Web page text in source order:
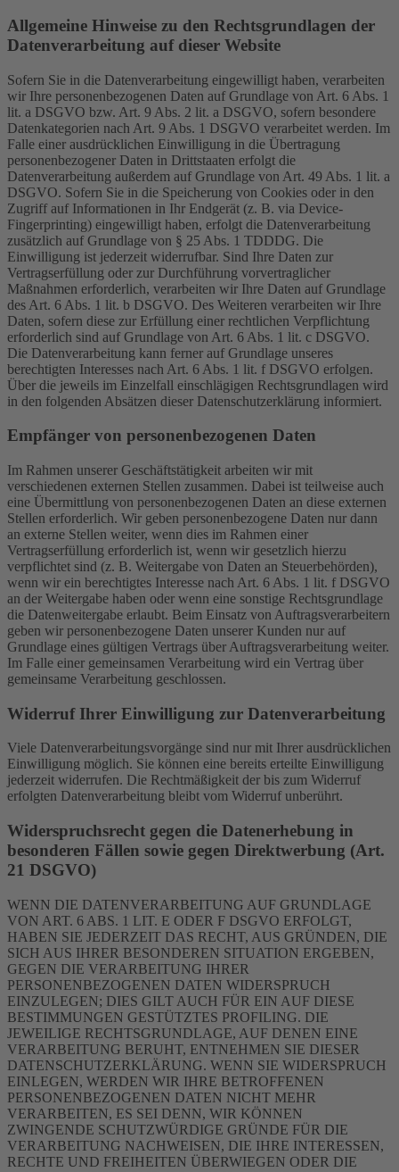
Allgemeine Hinweise zu den Rechtsgrundlagen der
Datenverarbeitung auf dieser Website
Sofern Sie in die Datenverarbeitung eingewilligt haben, verarbeiten
wir Ihre personenbezogenen Daten auf Grundlage von Art. 6 Abs. 1
lit. a DSGVO bzw. Art. 9 Abs. 2 lit. a DSGVO, sofern besondere
Datenkategorien nach Art. 9 Abs. 1 DSGVO verarbeitet werden. Im
Falle einer ausdrücklichen Einwilligung in die Übertragung
personenbezogener Daten in Drittstaaten erfolgt die
Datenverarbeitung außerdem auf Grundlage von Art. 49 Abs. 1 lit. a
DSGVO. Sofern Sie in die Speicherung von Cookies oder in den
Zugriff auf Informationen in Ihr Endgerät (z. B. via Device-
Fingerprinting) eingewilligt haben, erfolgt die Datenverarbeitung
zusätzlich auf Grundlage von § 25 Abs. 1 TDDDG. Die
Einwilligung ist jederzeit widerrufbar. Sind Ihre Daten zur
Vertragserfüllung oder zur Durchführung vorvertraglicher
Maßnahmen erforderlich, verarbeiten wir Ihre Daten auf Grundlage
des Art. 6 Abs. 1 lit. b DSGVO. Des Weiteren verarbeiten wir Ihre
Daten, sofern diese zur Erfüllung einer rechtlichen Verpflichtung
erforderlich sind auf Grundlage von Art. 6 Abs. 1 lit. c DSGVO.
Die Datenverarbeitung kann ferner auf Grundlage unseres
berechtigten Interesses nach Art. 6 Abs. 1 lit. f DSGVO erfolgen.
Über die jeweils im Einzelfall einschlägigen Rechtsgrundlagen wird
in den folgenden Absätzen dieser Datenschutzerklärung informiert.
Empfänger von personenbezogenen Daten
Im Rahmen unserer Geschäftstätigkeit arbeiten wir mit
verschiedenen externen Stellen zusammen. Dabei ist teilweise auch
eine Übermittlung von personenbezogenen Daten an diese externen
Stellen erforderlich. Wir geben personenbezogene Daten nur dann
an externe Stellen weiter, wenn dies im Rahmen einer
Vertragserfüllung erforderlich ist, wenn wir gesetzlich hierzu
verpflichtet sind (z. B. Weitergabe von Daten an Steuerbehörden),
wenn wir ein berechtigtes Interesse nach Art. 6 Abs. 1 lit. f DSGVO
an der Weitergabe haben oder wenn eine sonstige Rechtsgrundlage
die Datenweitergabe erlaubt. Beim Einsatz von Auftragsverarbeitern
geben wir personenbezogene Daten unserer Kunden nur auf
Grundlage eines gültigen Vertrags über Auftragsverarbeitung weiter.
Im Falle einer gemeinsamen Verarbeitung wird ein Vertrag über
gemeinsame Verarbeitung geschlossen.
Widerruf Ihrer Einwilligung zur Datenverarbeitung
Viele Datenverarbeitungsvorgänge sind nur mit Ihrer ausdrücklichen
Einwilligung möglich. Sie können eine bereits erteilte Einwilligung
jederzeit widerrufen. Die Rechtmäßigkeit der bis zum Widerruf
erfolgten Datenverarbeitung bleibt vom Widerruf unberührt.
Widerspruchsrecht gegen die Datenerhebung in
besonderen Fällen sowie gegen Direktwerbung (Art.
21 DSGVO)
WENN DIE DATENVERARBEITUNG AUF GRUNDLAGE
VON ART. 6 ABS. 1 LIT. E ODER F DSGVO ERFOLGT,
HABEN SIE JEDERZEIT DAS RECHT, AUS GRÜNDEN, DIE
SICH AUS IHRER BESONDEREN SITUATION ERGEBEN,
GEGEN DIE VERARBEITUNG IHRER
PERSONENBEZOGENEN DATEN WIDERSPRUCH
EINZULEGEN; DIES GILT AUCH FÜR EIN AUF DIESE
BESTIMMUNGEN GESTÜTZTES PROFILING. DIE
JEWEILIGE RECHTSGRUNDLAGE, AUF DENEN EINE
VERARBEITUNG BERUHT, ENTNEHMEN SIE DIESER
DATENSCHUTZERKLÄRUNG. WENN SIE WIDERSPRUCH
EINLEGEN, WERDEN WIR IHRE BETROFFENEN
PERSONENBEZOGENEN DATEN NICHT MEHR
VERARBEITEN, ES SEI DENN, WIR KÖNNEN
ZWINGENDE SCHUTZWÜRDIGE GRÜNDE FÜR DIE
VERARBEITUNG NACHWEISEN, DIE IHRE INTERESSEN,
RECHTE UND FREIHEITEN ÜBERWIEGEN ODER DIE